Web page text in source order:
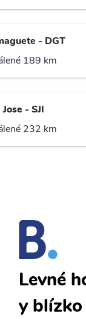
- DGT
189 km
- SJI
232 km
Levné
y